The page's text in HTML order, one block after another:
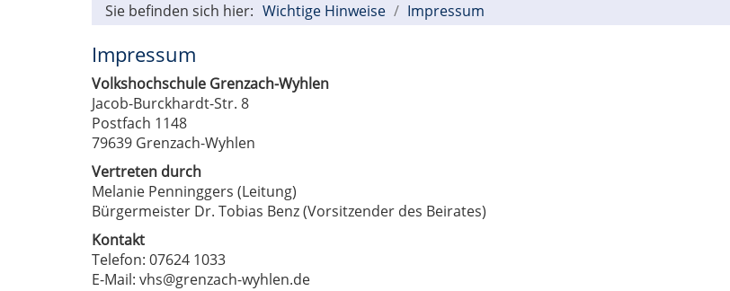
Sie befinden sich hier: Wichtige Hinweise Impressum
Impressum
Volkshochschule Grenzach-Wyhlen
Jacob-Burckhardt-Str. 8
Postfach 1148
79639 Grenzach-Wyhlen
Vertreten durch
Melanie Penninggers (Leitung)
Bürgermeister Dr. Tobias Benz (Vorsitzender des Beirates)
Kontakt
Telefon: 07624 1033
E-Mail: vhs@grenzach-wyhlen.de